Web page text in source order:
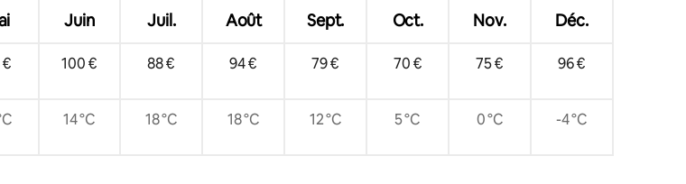
Juin Juil. Août Sept. Oct. Nov. Déc.
€ 100 € 88 € 94 € 79 € 70 € 75 € 96 €
14 °C 18 °C 18 °C 12 °C 5 °C 0 °C -4 °C